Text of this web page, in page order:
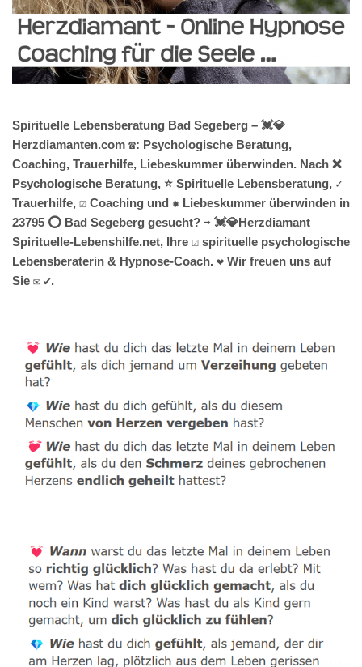
Spirituelle Lebensberatung Bad Segeberg – 💓️💎
Herzdiamanten.com ☎️: Psychologische Beratung,
Coaching, Trauerhilfe, Liebeskummer überwinden. Nach ❌
Psychologische Beratung, ⭐ Spirituelle Lebensberatung, ✓
Trauerhilfe, ☑️ Coaching und ✹ Liebeskummer überwinden in
23795 ⭕ Bad Segeberg gesucht? ➡️ 💓️💎Herzdiamant
Spirituelle-Lebenshilfe.net, Ihre ☑️ spirituelle psychologische
Lebensberaterin & Hypnose-Coach. ❤ Wir freuen uns auf
Sie ✉ ✔.